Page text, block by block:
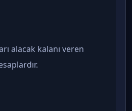
alacak kalanı veren